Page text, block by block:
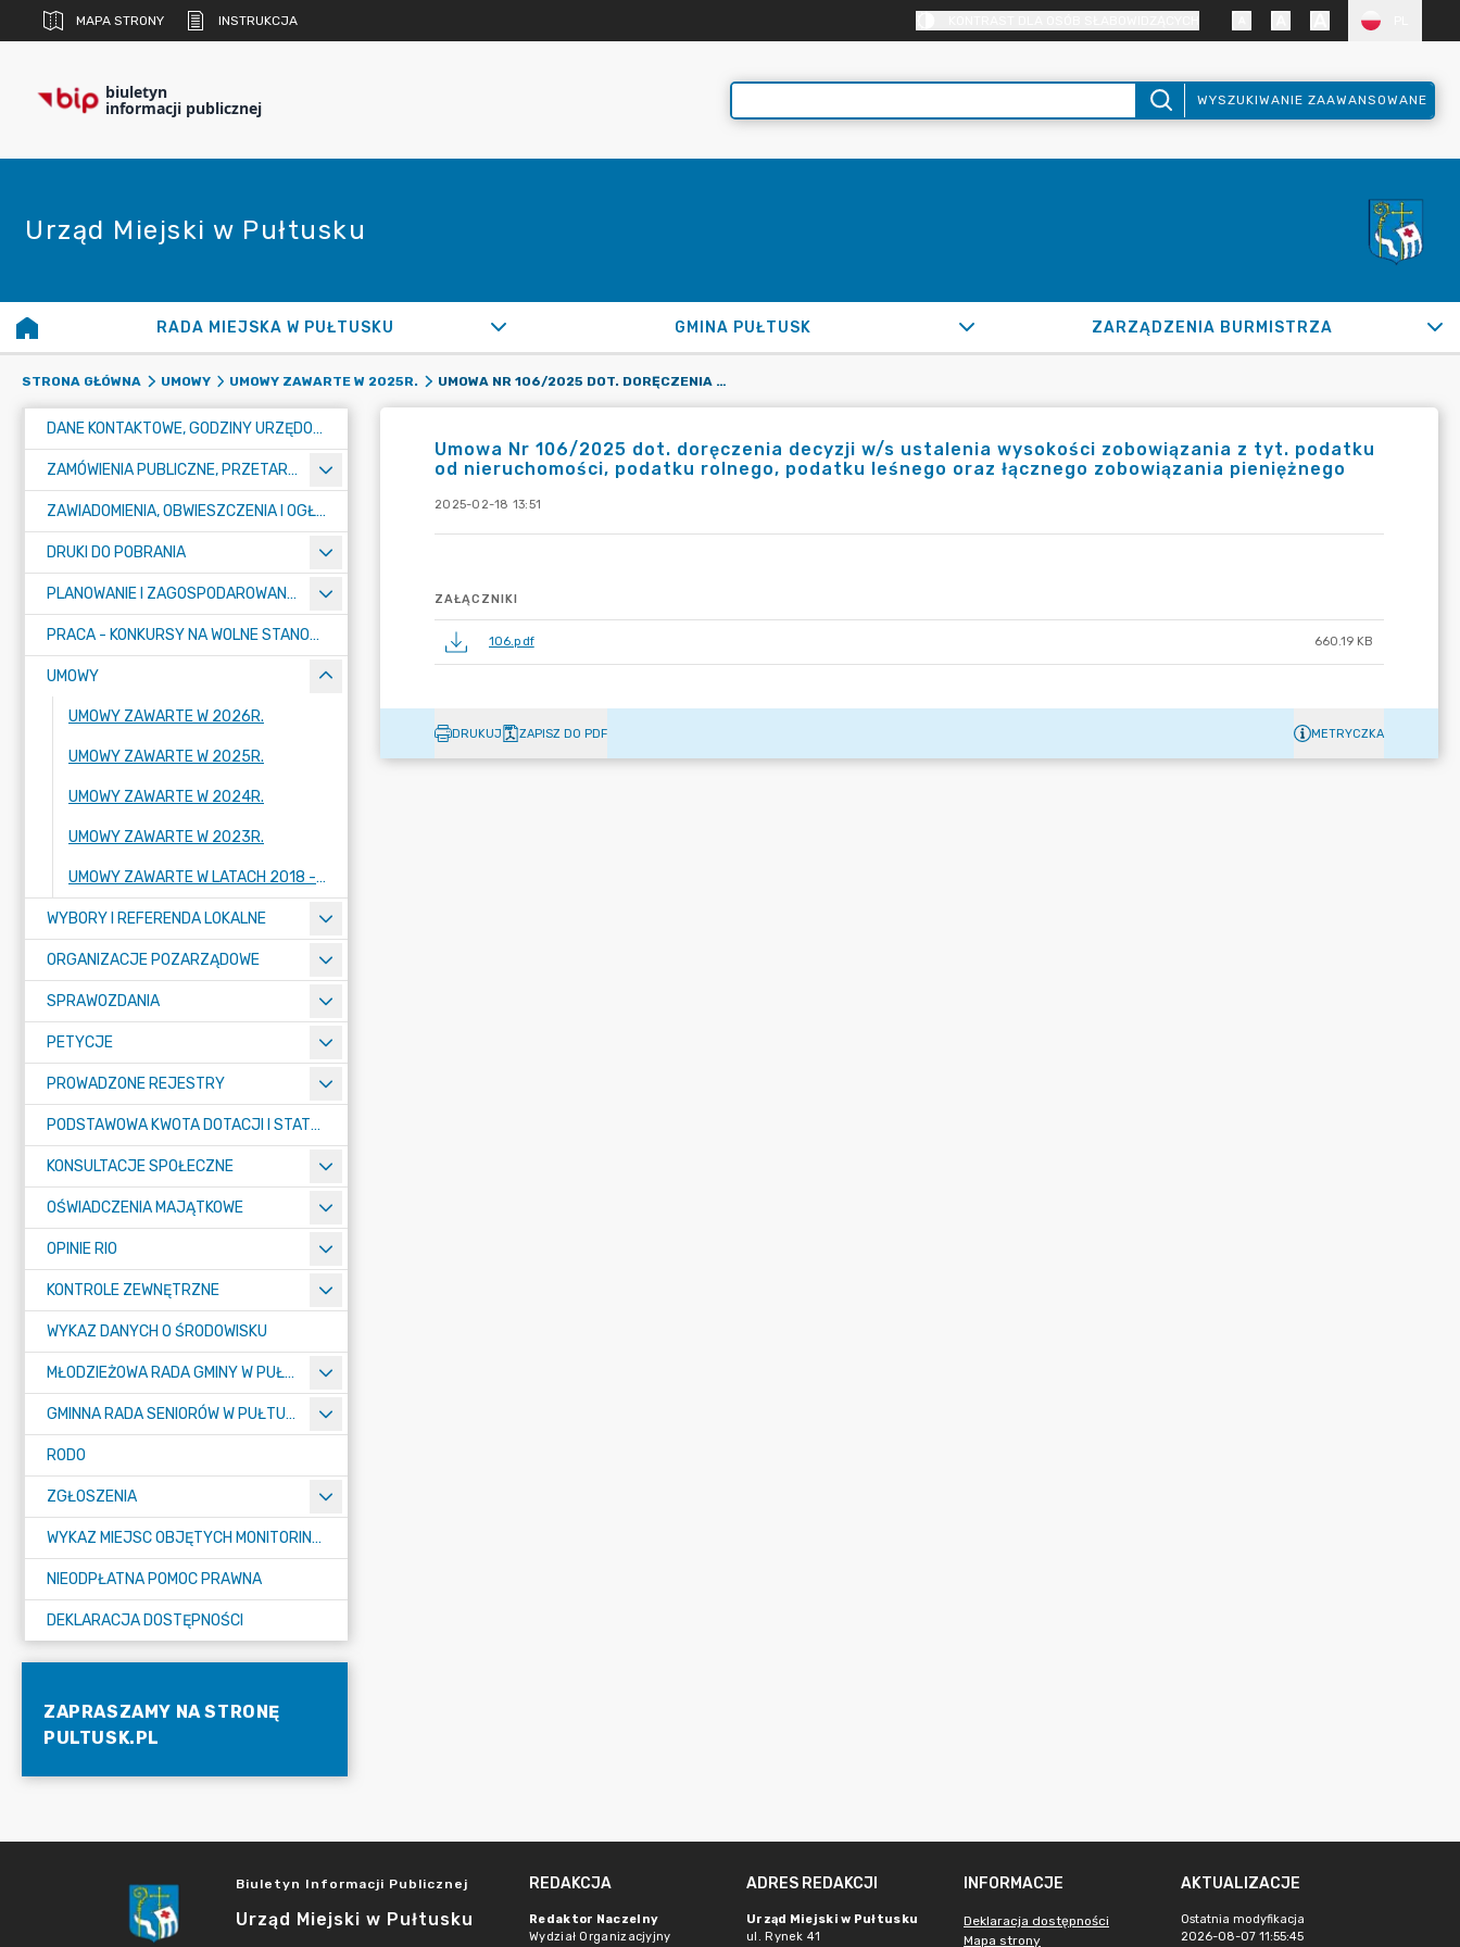
MAPA STRONY INSTRUKCJA
biuletyn
informacji publicznej WYSZUKIWANIE ZAAWANSOWANE
Urząd Miejski w Pułtusku
RADA MIEJSKA W PUŁTUSKU GMINA PUŁTUSK ZARZĄDZENIA BURMISTRZA
STRONA GŁÓWNA UMOWY UMOWY ZAWARTE W 2025R. UMOWA NR 106/2025 DOT. DORĘCZENIA DECYZJI W/S USTALENIA WYSOKOŚCI ZOBOWIĄZANIA Z TYT. PODATKU OD NIERUCHOMOŚCI, PODATKU ROLNEGO, PODATKU LEŚNEGO ORAZ ŁĄCZNEGO ZOBOWIĄZANIA PIENIĘŻNEGO
DANE KONTAKTOWE, GODZINY URZĘDOWANIA I NUMER KONTA BANKOWEGO
ZAMÓWIENIA PUBLICZNE, PRZETARGI, KONKURSY
ZAWIADOMIENIA, OBWIESZCZENIA I OGŁOSZENIA
DRUKI DO POBRANIA
PLANOWANIE I ZAGOSPODAROWANIE PRZESTRZENNE
PRACA - KONKURSY NA WOLNE STANOWISKA
UMOWY
UMOWY ZAWARTE W 2026R.
UMOWY ZAWARTE W 2025R.
UMOWY ZAWARTE W 2024R.
UMOWY ZAWARTE W 2023R.
UMOWY ZAWARTE W LATACH 2018 - 2022
WYBORY I REFERENDA LOKALNE
ORGANIZACJE POZARZĄDOWE
SPRAWOZDANIA
PETYCJE
PROWADZONE REJESTRY
PODSTAWOWA KWOTA DOTACJI I STATYSTYCZNA LICZBA UCZNIÓW
KONSULTACJE SPOŁECZNE
OŚWIADCZENIA MAJĄTKOWE
OPINIE RIO
KONTROLE ZEWNĘTRZNE
WYKAZ DANYCH O ŚRODOWISKU
MŁODZIEŻOWA RADA GMINY W PUŁTUSKU
GMINNA RADA SENIORÓW W PUŁTUSKU
RODO
ZGŁOSZENIA
WYKAZ MIEJSC OBJĘTYCH MONITORINGIEM
NIEODPŁATNA POMOC PRAWNA
DEKLARACJA DOSTĘPNOŚCI
ZAPRASZAMY NA STRONĘ
PULTUSK.PL
Umowa Nr 106/2025 dot. doręczenia decyzji w/s ustalenia wysokości zobowiązania z tyt. podatku
od nieruchomości, podatku rolnego, podatku leśnego oraz łącznego zobowiązania pieniężnego
2025-02-18 13:51
ZAŁĄCZNIKI
106.pdf 660.19 KB
DRUKUJ ZAPISZ DO PDF METRYCZKA
Biuletyn Informacji Publicznej
Urząd Miejski w Pułtusku
REDAKCJA
Redaktor Naczelny
Wydział Organizacjyjny
ADRES REDAKCJI
Urząd Miejski w Pułtusku
ul. Rynek 41
INFORMACJE
Deklaracja dostępności
Mapa strony
AKTUALIZACJE
Ostatnia modyfikacja
2026-08-07 11:55:45